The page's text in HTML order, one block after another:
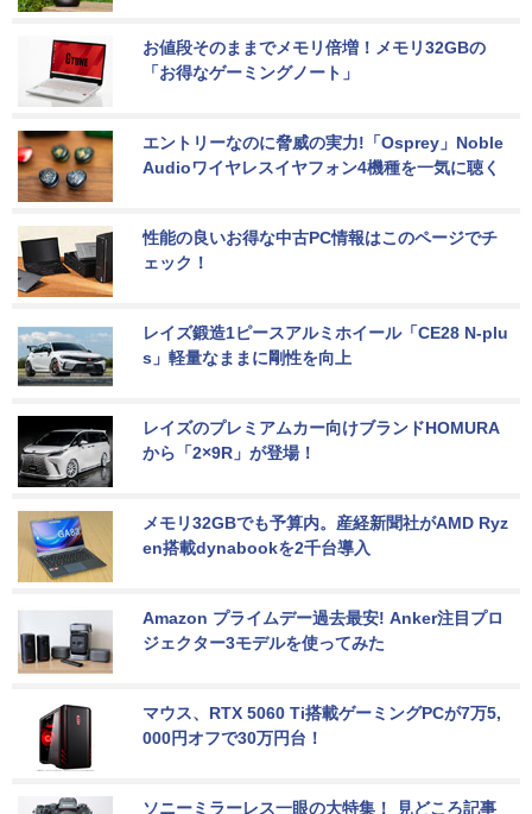
お値段そのままでメモリ倍増！メモリ32GBの
「お得なゲーミングノート」
エントリーなのに脅威の実力!「Osprey」Noble
Audioワイヤレスイヤフォン4機種を一気に聴く
性能の良いお得な中古PC情報はこのページでチ
ェック！
レイズ鍛造1ピースアルミホイール「CE28 N-plu
s」軽量なままに剛性を向上
レイズのプレミアムカー向けブランドHOMURA
から「2×9R」が登場！
メモリ32GBでも予算内。産経新聞社がAMD Ryz
en搭載dynabookを2千台導入
Amazon プライムデー過去最安! Anker注目プロ
ジェクター3モデルを使ってみた
マウス、RTX 5060 Ti搭載ゲーミングPCが7万5,
000円オフで30万円台！
ソニーミラーレス一眼の大特集！ 見どころ記事